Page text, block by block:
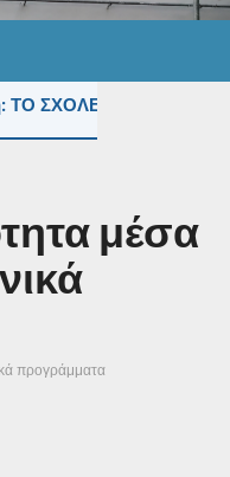
ΤΟ ΣΧΟΛΕΙΟ ΤΟΥΣ
μέσα
προγράμματα